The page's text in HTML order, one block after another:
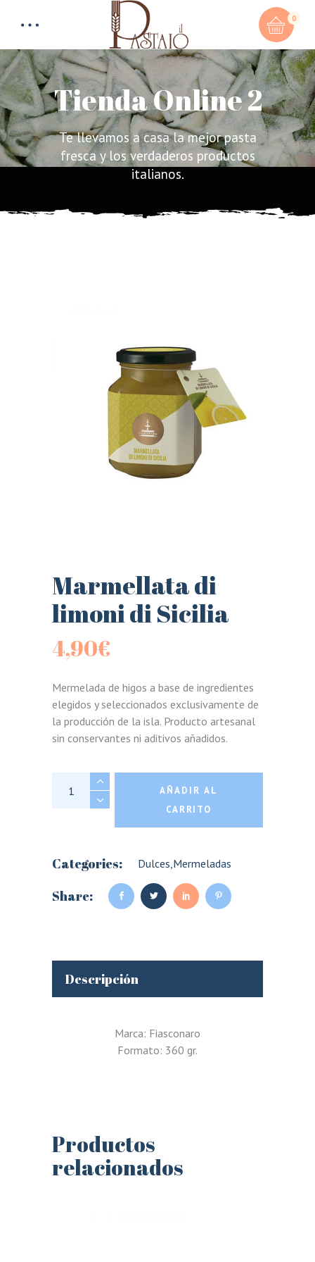
0
Total: 0,00€
Tienda Online 2
Te llevamos a casa la mejor pasta
fresca y los verdaderos productos
italianos.
Marmellata di
limoni di Sicilia
4,90€
Mermelada de higos a base de ingredientes
elegidos y seleccionados exclusivamente de
la producción de la isla. Producto artesanal
sin conservantes ni aditivos añadidos.
Marmellata di limoni di Sicilia quantity
AÑADIR AL
CARRITO
Categories: Dulces,Mermeladas
Share:
Descripción
Marca: Fiasconaro
Formato: 360 gr.
Productos
relacionados